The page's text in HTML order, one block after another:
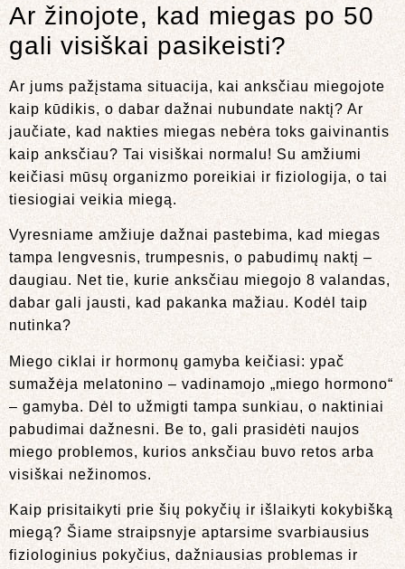
Ar žinojote, kad miegas po 50
gali visiškai pasikeisti?
Ar jums pažįstama situacija, kai anksčiau miegojote
kaip kūdikis, o dabar dažnai nubundate naktį? Ar
jaučiate, kad nakties miegas nebėra toks gaivinantis
kaip anksčiau? Tai visiškai normalu! Su amžiumi
keičiasi mūsų organizmo poreikiai ir fiziologija, o tai
tiesiogiai veikia miegą.
Vyresniame amžiuje dažnai pastebima, kad miegas
tampa lengvesnis, trumpesnis, o pabudimų naktį –
daugiau. Net tie, kurie anksčiau miegojo 8 valandas,
dabar gali jausti, kad pakanka mažiau. Kodėl taip
nutinka?
Miego ciklai ir hormonų gamyba keičiasi: ypač
sumažėja melatonino – vadinamojo „miego hormono“
– gamyba. Dėl to užmigti tampa sunkiau, o naktiniai
pabudimai dažnesni. Be to, gali prasidėti naujos
miego problemos, kurios anksčiau buvo retos arba
visiškai nežinomos.
Kaip prisitaikyti prie šių pokyčių ir išlaikyti kokybišką
miegą? Šiame straipsnyje aptarsime svarbiausius
fiziologinius pokyčius, dažniausias problemas ir